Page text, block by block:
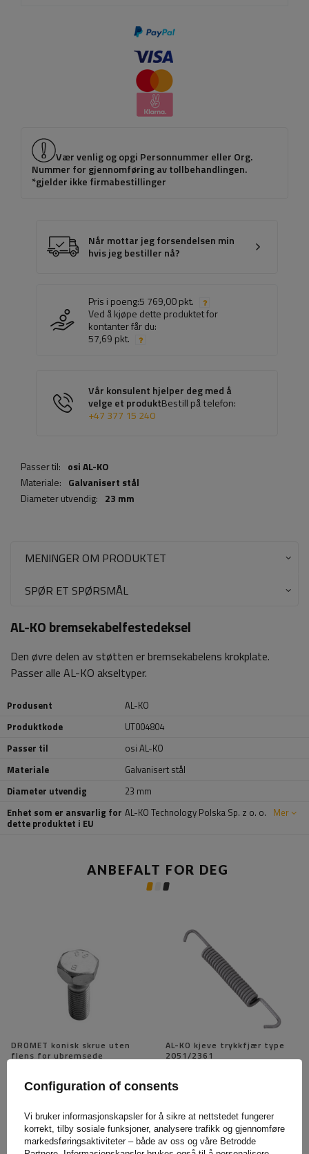
Vær venlig og opgi Personnummer eller Org.
Nummer for gjennomføring av tollbehandlingen.
*gjelder ikke firmabestillinger
Når mottar jeg forsendelsen min
hvis jeg bestiller nå?
Pris i poeng:5 769,00 pkt.
Ved å kjøpe dette produktet for
kontanter får du:
57,69 pkt.
Vår konsulent hjelper deg med å
velge et produktBestill på telefon:
+47 377 15 240
Passer til: osi AL-KO
Materiale: Galvanisert stål
Diameter utvendig: 23 mm
MENINGER OM PRODUKTET
SPØR ET SPØRSMÅL
AL-KO bremsekabelfestedeksel
Den øvre delen av støtten er bremsekabelens krokplate.
Passer alle AL-KO akseltyper.
Produsent
AL-KO
Produktkode
UT004804
Passer til
osi AL-KO
Materiale
Galvanisert stål
Diameter utvendig
23 mm
Enhet som er ansvarlig for
dette produktet i EU
AL-KO Technology Polska Sp. z o. o. Mer
ANBEFALT FOR DEG
DROMET konisk skrue uten
flens for ubremsede
10,89 NOKnetto
AL-KO kjeve trykkfjær type
2051/2361
40,81 NOK
Den laveste produktprisen de siste
30 dagene før rabatten:48,04 NOK
Configuration of consents
Vi bruker informasjonskapsler for å sikre at nettstedet fungerer
korrekt, tilby sosiale funksjoner, analysere trafikk og gjennomføre
markedsføringsaktiviteter – både av oss og våre Betrodde